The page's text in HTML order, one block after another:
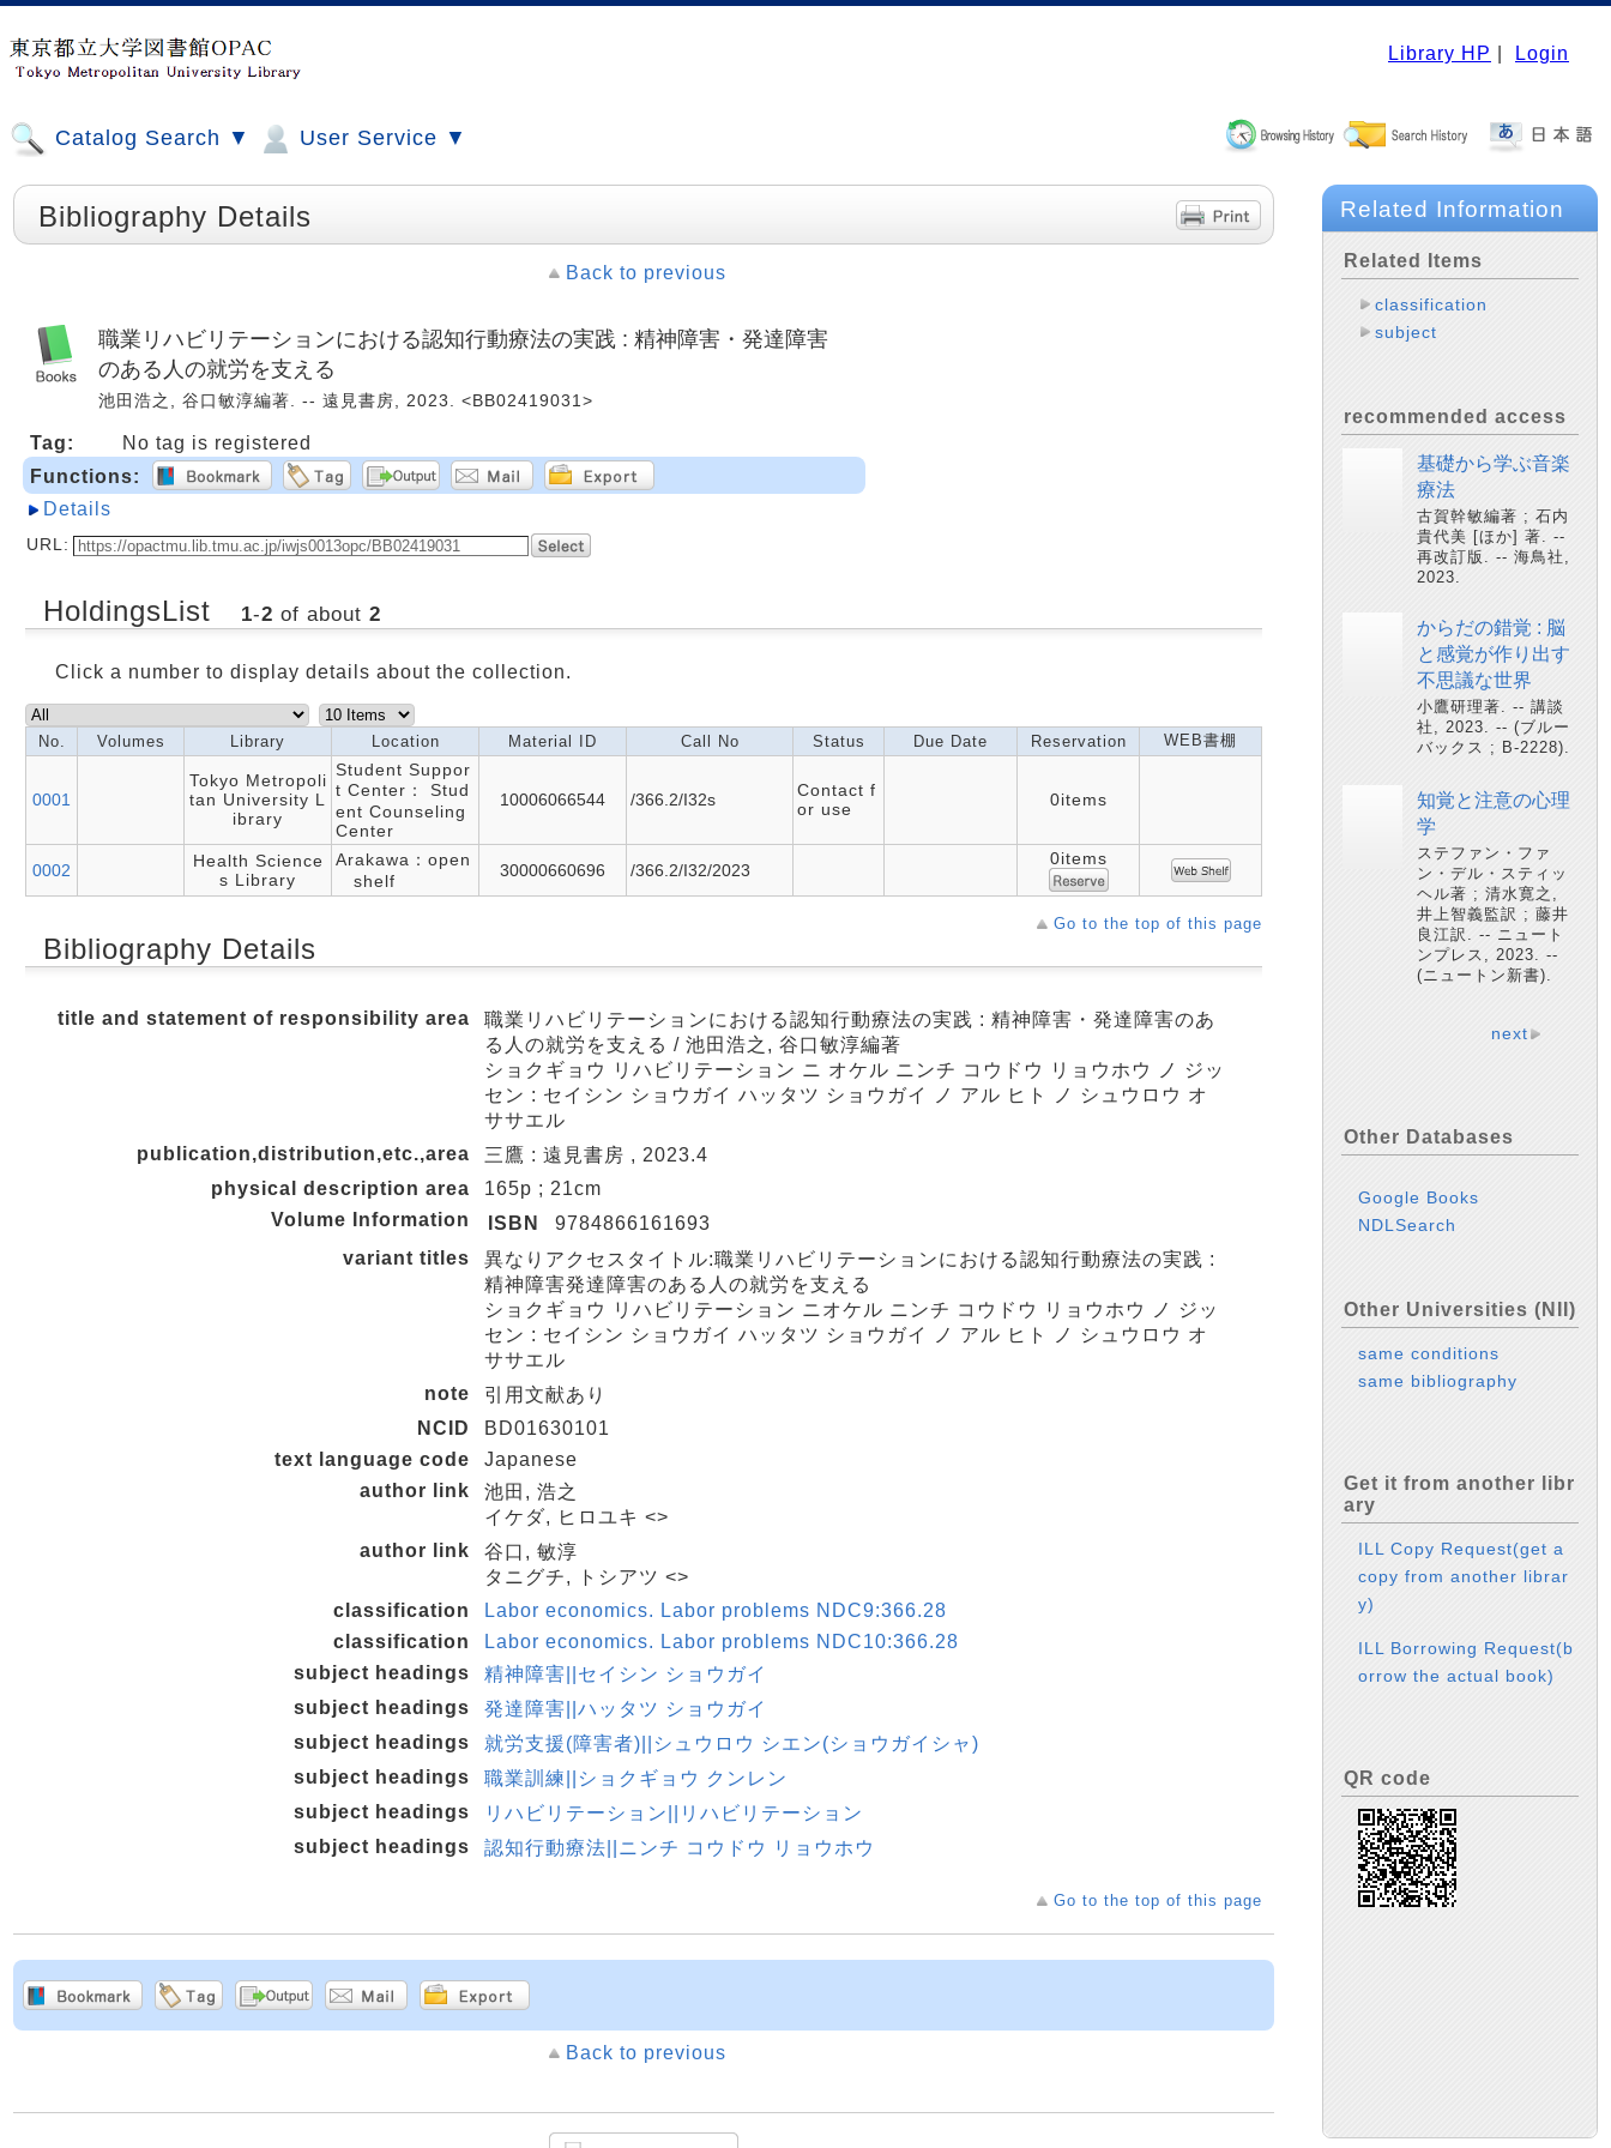
Library HP Login
Catalog Search ▼ User Service ▼
Bibliography Details
Back to previous
職業リハビリテーションにおける認知行動療法の実践 : 精神障害・発達障害
のある人の就労を支える
池田浩之, 谷口敏淳編著. -- 遠見書房, 2023. <BB02419031>
Tag:
No tag is registered
Functions:
Details
URL:
HoldingsList 1-2 of about 2
Click a number to display details about the collection.
No. Volumes Library Location Material ID Call No Status Due Date Reservation WEB書棚
0001
Tokyo Metropoli
tan University L
ibrary
Student Suppor
t Center： Stud
ent Counseling
Center
10006066544 /366.2/I32s
Contact f
or use
0items
0002
Health Science
s Library
Arakawa：open
shelf
30000660696 /366.2/I32/2023
0items
Go to the top of this page
Bibliography Details
title and statement of responsibility area
職業リハビリテーションにおける認知行動療法の実践 : 精神障害・発達障害のあ
る人の就労を支える / 池田浩之, 谷口敏淳編著
ショクギョウ リハビリテーション ニ オケル ニンチ コウドウ リョウホウ ノ ジッ
セン : セイシン ショウガイ ハッタツ ショウガイ ノ アル ヒト ノ シュウロウ オ
ササエル
publication,distribution,etc.,area
三鷹 : 遠見書房 , 2023.4
physical description area
165p ; 21cm
Volume Information
ISBN
9784866161693
variant titles
異なりアクセスタイトル:職業リハビリテーションにおける認知行動療法の実践 :
精神障害発達障害のある人の就労を支える
ショクギョウ リハビリテーション ニオケル ニンチ コウドウ リョウホウ ノ ジッ
セン : セイシン ショウガイ ハッタツ ショウガイ ノ アル ヒト ノ シュウロウ オ
ササエル
note
引用文献あり
NCID
BD01630101
text language code
Japanese
author link
池田, 浩之
イケダ, ヒロユキ <>
author link
谷口, 敏淳
タニグチ, トシアツ <>
classification
Labor economics. Labor problems NDC9:366.28
classification
Labor economics. Labor problems NDC10:366.28
subject headings
精神障害||セイシン ショウガイ
subject headings
発達障害||ハッタツ ショウガイ
subject headings
就労支援(障害者)||シュウロウ シエン(ショウガイシャ)
subject headings
職業訓練||ショクギョウ クンレン
subject headings
リハビリテーション||リハビリテーション
subject headings
認知行動療法||ニンチ コウドウ リョウホウ
Go to the top of this page
Back to previous
Related Information
Related Items
classification
subject
recommended access
基礎から学ぶ音楽
療法
古賀幹敏編著 ; 石内
貴代美 [ほか] 著. --
再改訂版. -- 海鳥社,
2023.
からだの錯覚 : 脳
と感覚が作り出す
不思議な世界
小鷹研理著. -- 講談
社, 2023. -- (ブルー
バックス ; B-2228).
知覚と注意の心理
学
ステファン・ファ
ン・デル・スティッ
ヘル著 ; 清水寛之,
井上智義監訳 ; 藤井
良江訳. -- ニュート
ンプレス, 2023. --
(ニュートン新書).
next
Other Databases
Google Books
NDLSearch
Other Universities (NII)
same conditions
same bibliography
Get it from another libr
ary
ILL Copy Request(get a
copy from another librar
y)
ILL Borrowing Request(b
orrow the actual book)
QR code